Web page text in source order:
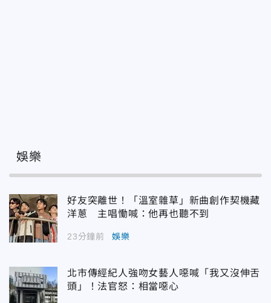
娛樂
好友突離世！「溫室雜草」新曲創作契機藏
洋蔥 主唱慟喊：他再也聽不到
23分鐘前 娛樂
北市傳經紀人強吻女藝人噁喊「我又沒伸舌
頭」！法官怒：相當噁心